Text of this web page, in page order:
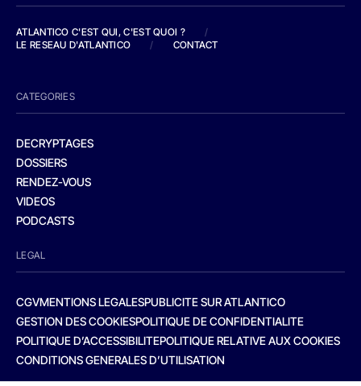
ATLANTICO C'EST QUI, C'EST QUOI ?
/
LE RESEAU D'ATLANTICO
/ CONTACT
CATEGORIES
DECRYPTAGES
DOSSIERS
RENDEZ-VOUS
VIDEOS
PODCASTS
LEGAL
CGVMENTIONS LEGALESPUBLICITE SUR ATLANTICO
GESTION DES COOKIESPOLITIQUE DE CONFIDENTIALITE
POLITIQUE D’ACCESSIBILITEPOLITIQUE RELATIVE AUX COOKIES
CONDITIONS GENERALES D’UTILISATION